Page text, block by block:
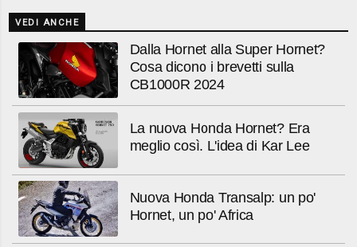
VEDI ANCHE
Dalla Hornet alla Super Hornet?
Cosa dicono i brevetti sulla
CB1000R 2024
La nuova Honda Hornet? Era
meglio così. L'idea di Kar Lee
Nuova Honda Transalp: un po'
Hornet, un po' Africa